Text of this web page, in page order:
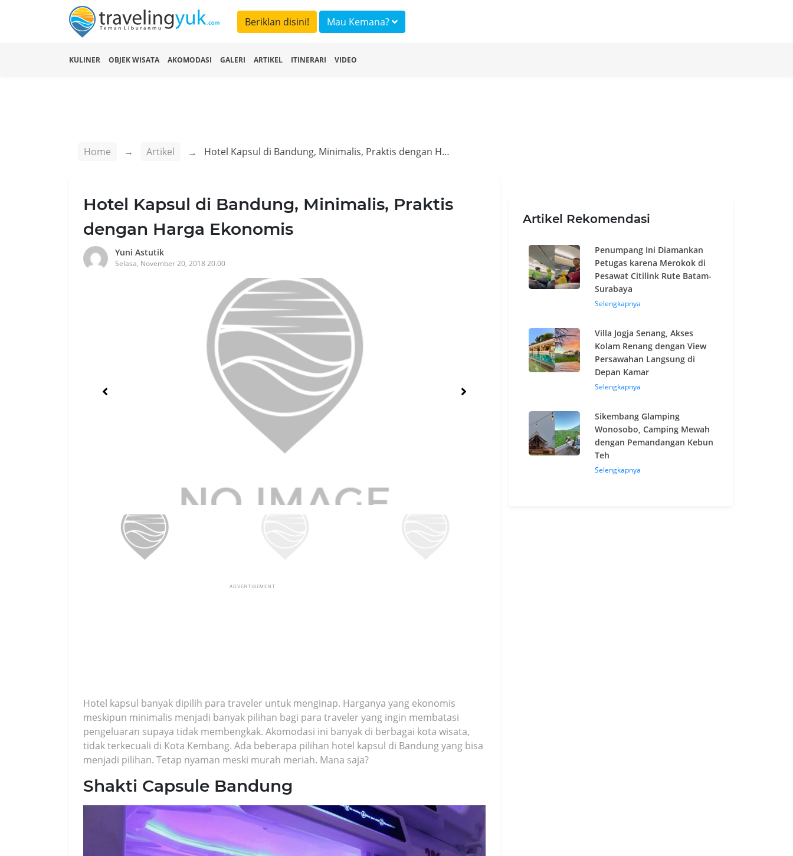
Beriklan disini! Mau Kemana?
KULINER OBJEK WISATA AKOMODASI GALERI ARTIKEL ITINERARI VIDEO
Home Artikel Hotel Kapsul di Bandung, Minimalis, Praktis dengan Harga Ekonomis
Hotel Kapsul di Bandung, Minimalis, Praktis
dengan Harga Ekonomis
Yuni Astutik
Selasa, November 20, 2018 20.00
ADVERTISEMENT
Hotel kapsul banyak dipilih para traveler untuk menginap. Harganya yang ekonomis
meskipun minimalis menjadi banyak pilihan bagi para traveler yang ingin membatasi
pengeluaran supaya tidak membengkak. Akomodasi ini banyak di berbagai kota wisata,
tidak terkecuali di Kota Kembang. Ada beberapa pilihan hotel kapsul di Bandung yang bisa
menjadi pilihan. Tetap nyaman meski murah meriah. Mana saja?
Shakti Capsule Bandung
Artikel Rekomendasi
Penumpang Ini Diamankan
Petugas karena Merokok di
Pesawat Citilink Rute Batam-
Surabaya
Selengkapnya
Villa Jogja Senang, Akses
Kolam Renang dengan View
Persawahan Langsung di
Depan Kamar
Selengkapnya
Sikembang Glamping
Wonosobo, Camping Mewah
dengan Pemandangan Kebun
Teh
Selengkapnya